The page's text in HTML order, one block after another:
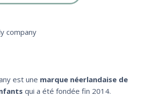
company
est une marque néerlandaise de
qui a été fondée fin 2014.